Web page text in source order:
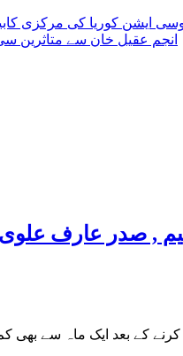
ایشن کوریا کی مرکزی
انجم عقیل خان سے متاثرین
, صدر عارف علوی